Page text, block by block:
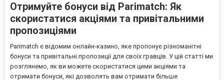
Отримуйте бонуси від Parimatch: Як
скористатися акціями та привітальними
пропозиціями
Parimatch є відомим онлайн-казино, яке пропонує різноманітні
бонуси та привітальні пропозиції для своїх гравців. У цій статті ми
розглянемо, як ви можете скористатися цими акціями та
отримати бонуси, які дозволять вам отримати більше